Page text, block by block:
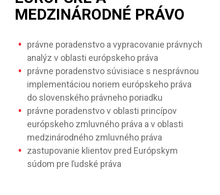
MEDZINÁRODNÉ PRÁVO
právne poradenstvo a vypracovanie právnych
analýz v oblasti európskeho práva
právne poradenstvo súvisiace s nesprávnou
implementáciou noriem európskeho práva
do slovenského právneho poriadku
právne poradenstvo v oblasti princípov
európskeho zmluvného práva a v oblasti
medzinárodného zmluvného práva
zastupovanie klientov pred Európskym
súdom pre ľudské práva